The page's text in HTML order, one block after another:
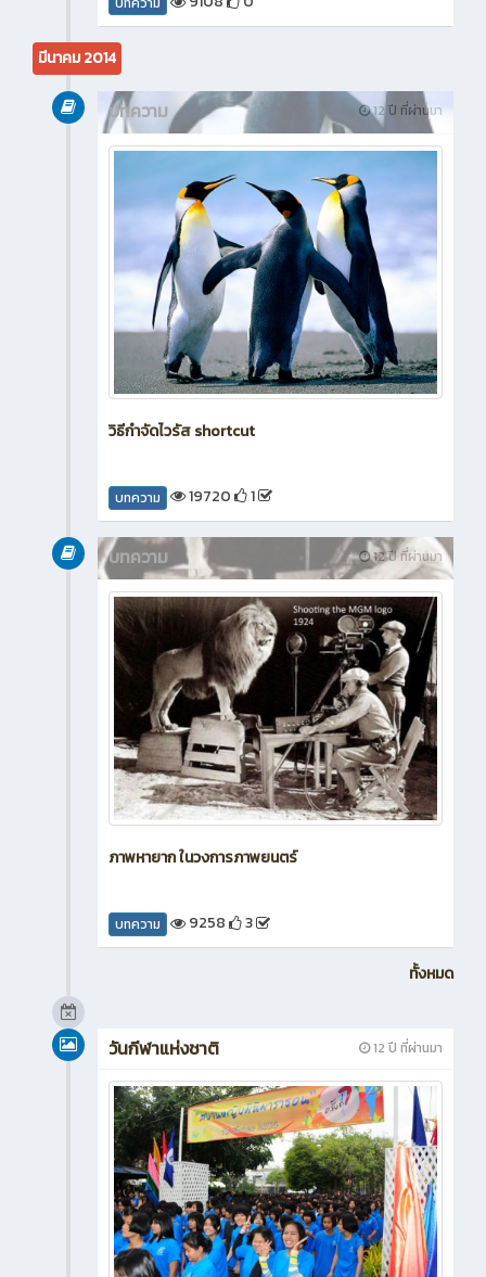
มีนาคม 2014
12 ปี ที่ผ่านมา
บทความ
วิธีกำจัดไวรัส shortcut
บทความ 19720 1
12 ปี ที่ผ่านมา
บทความ
ภาพหายาก ในวงการภาพยนตร์
บทความ 9258 3
ทั้งหมด
12 ปี ที่ผ่านมา
วันกีฬาแห่งชาติ